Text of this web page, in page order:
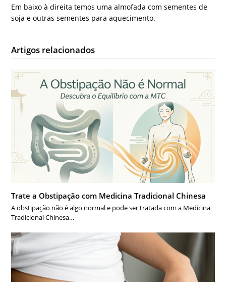
Em baixo à direita temos uma almofada com sementes de
soja e outras sementes para aquecimento.
Artigos relacionados
Trate a Obstipação com Medicina Tradicional Chinesa
A obstipação não é algo normal e pode ser tratada com a Medicina
Tradicional Chinesa…